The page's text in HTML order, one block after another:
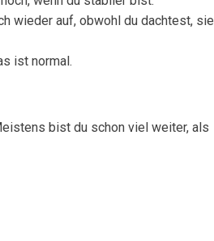
wieder auf, obwohl du dachtest, sie
ist normal.
bist du schon viel weiter, als